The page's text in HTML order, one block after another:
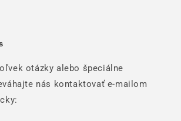
otázky alebo špeciálne
nás kontaktovať e-mailom